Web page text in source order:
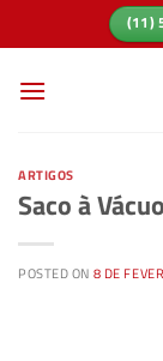
to
(11)
ARTIGOS
Saco à
POSTED ON 8 DE